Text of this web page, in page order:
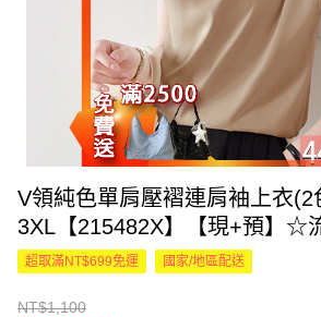
V領純色單肩壓褶連肩袖上衣(2
3XL【215482X】【現+預】☆
超取滿NT$699免運 國家/地區配送
NT$1,100